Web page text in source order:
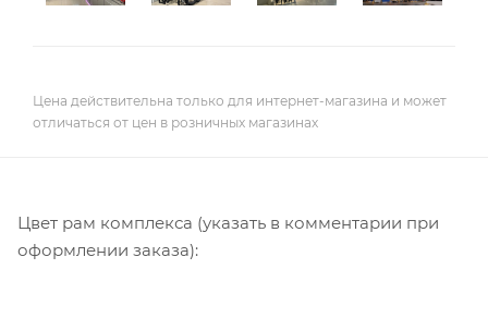
Цена действительна только для интернет-магазина и может
отличаться от цен в розничных магазинах
Цвет рам комплекса (указать в комментарии при
оформлении заказа):